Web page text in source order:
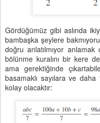
Gördüğümüz gibi aslında
bambaşka şeylere
doğru anlatılmıyor
bölünme kuralını bir kere
ama gerektiğinde
basamaklı sayılara ve
kolay olacaktır: